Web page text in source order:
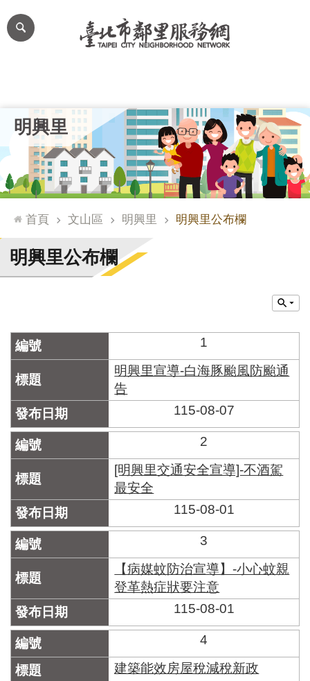
跳到主要內容區塊
網
站
台
通
臺
北
市
門
牌
合
索
系
統
化
文
化
資
產
臺
市
區
里
界
說
明興里
首頁 文山區 明興里 明興里公布欄
明興里公布欄
1
明興里宣導-白海豚颱風防颱通
告
115-08-07
2
[明興里交通安全宣導]-不酒駕
最安全
115-08-01
3
【病媒蚊防治宣導】-小心蚊親
登革熱症狀要注意
115-08-01
4
建築能效房屋稅減稅新政